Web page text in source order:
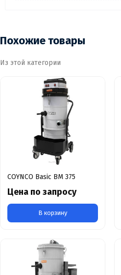
Похожие товары
Из этой категории
COYNCO Basic BM 375
Цена по запросу
В корзину